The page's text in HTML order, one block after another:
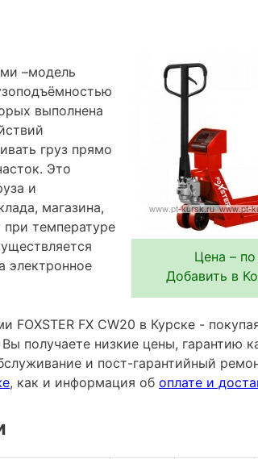
Цена –
Добавить в
–модель
выполнена
груз прямо
Это
и
магазина,
температуре
электронное
FOXSTER FX CW20 в Курске -
получаете низкие цены, гарантию
и пост-гарантийный
, как и информация об оплате и